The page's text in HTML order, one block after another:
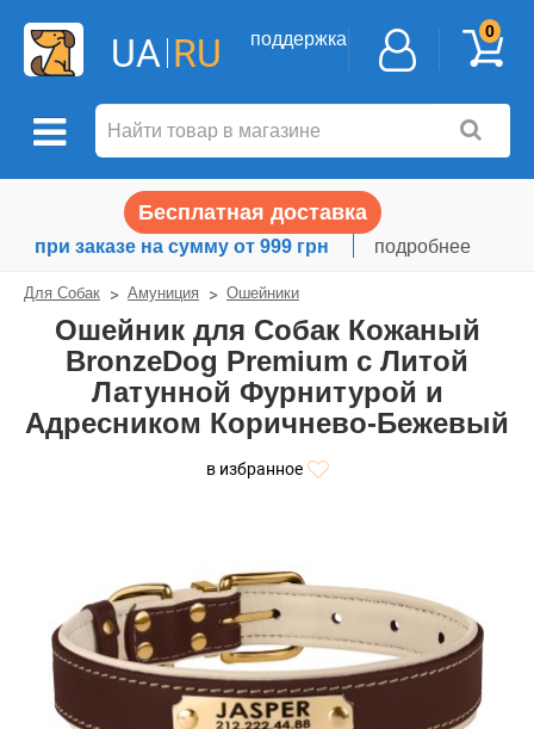
UA RU поддержка 0
Бесплатная доставка
при заказе на сумму от 999 грн подробнее
Для Собак Амуниция Ошейники
Ошейник для Собак Кожаный
BronzeDog Premium с Литой
Латунной Фурнитурой и
Адресником Коричнево-Бежевый
в избранное